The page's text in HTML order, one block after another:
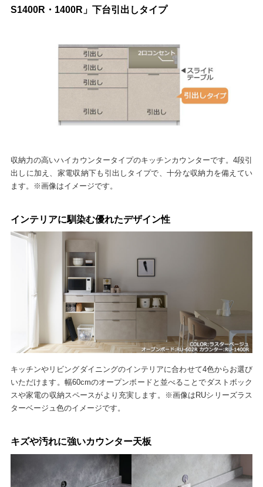
S1400R・1400R」下台引出しタイプ
収納力の高いハイカウンタータイプのキッチンカウンターです。4段引
出しに加え、家電収納下も引出しタイプで、十分な収納力を備えてい
ます。※画像はイメージです。
インテリアに馴染む優れたデザイン性
キッチンやリビングダイニングのインテリアに合わせて4色からお選び
いただけます。幅60cmのオープンボードと並べることでダストボック
スや家電の収納スペースがより充実します。※画像はRUシリーズラス
ターベージュ色のイメージです。
キズや汚れに強いカウンター天板